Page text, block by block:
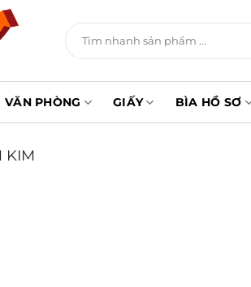
kiếm:
VĂN PHÒNG GIẤY BÌA HỒ SƠ
KIM